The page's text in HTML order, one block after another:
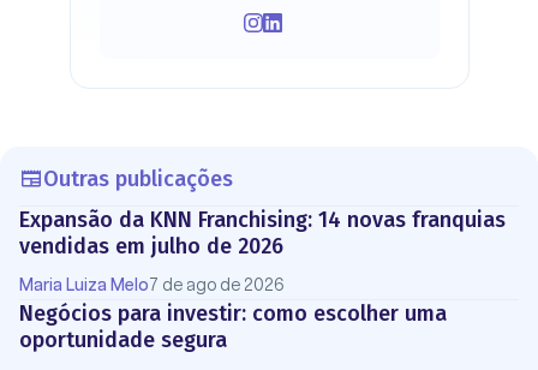
Outras publicações
Expansão da KNN Franchising: 14 novas franquias
vendidas em julho de 2026
Maria Luiza Melo 7 de ago de 2026
Negócios para investir: como escolher uma
oportunidade segura